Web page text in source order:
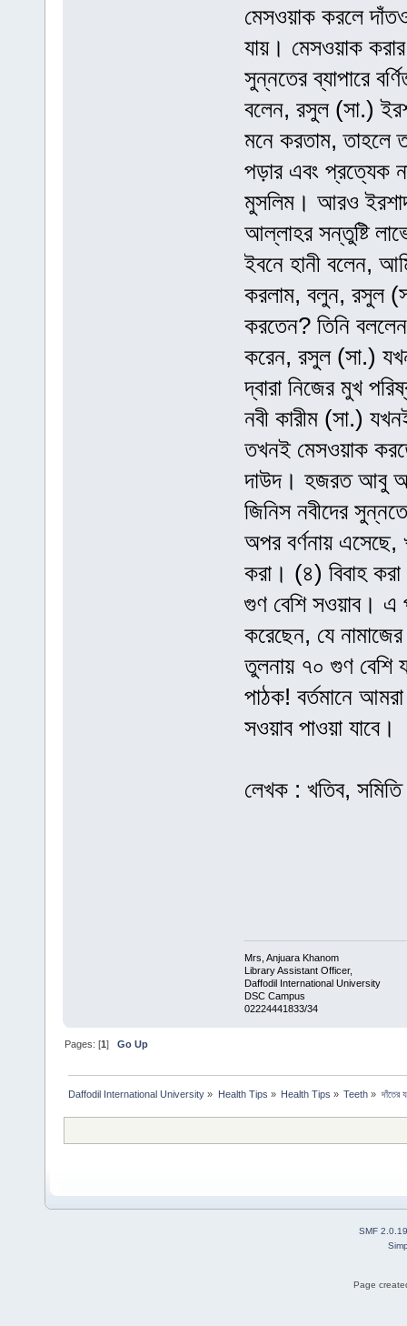
মেসওয়াক করলে
যায়। মেসওয়াক
সুন্নতের ব্যাপারে
বলেন, রসুল (সা.)
মনে করতাম, তাহলে
পড়ার এবং প্রত্যেক
মুসলিম। আরও
আল্লাহর সন্তুষ্টি
ইবনে হানী বলেন,
করলাম, বলুন, রসুল
করতেন? তিনি
করেন, রসুল (সা.)
দ্বারা নিজের মুখ
নবী কারীম (সা.)
তখনই মেসওয়াক
দাউদ। হজরত আবু
জিনিস নবীদের
অপর বর্ণনায়
করা। (৪) বিবাহ
গুণ বেশি সওয়াব। এ
করেছেন, যে
তুলনায় ৭০ গুণ বেশি
পাঠক! বর্তমানে
সওয়াব পাওয়া যাবে।
লেখক : খতিব, সমিতি
Mrs, Anjuara Khanom
Library Assistant Officer,
Daffodil International University
DSC Campus
02224441833/34
Pages: [1]Go Up
Daffodil International University » Health Tips » Health Tips » Teeth » দাঁতের
SMF 2.0.19
Page